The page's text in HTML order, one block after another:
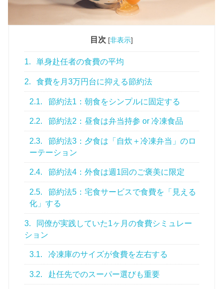
目次 [非表示]
1. 単身赴任者の食費の平均
2. 食費を月3万円台に抑える節約法
2.1. 節約法1：朝食をシンプルに固定する
2.2. 節約法2：昼食は弁当持参 or 冷凍食品
2.3.
節約法3：夕食は「自炊＋冷凍弁当」のロ
ーテーション
2.4. 節約法4：外食は週1回のご褒美に限定
2.5.
節約法5：宅食サービスで食費を「見える
化」する
3.
同僚が実践していた1ヶ月の食費シミュレー
ション
3.1. 冷凍庫のサイズが食費を左右する
3.2. 赴任先でのスーパー選びも重要